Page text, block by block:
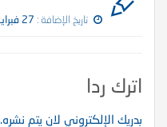
تاريخ الإضافة : 27 فبراير, 2026
اترك ردا
بدريك الإلكتروني لان يتم نشره.